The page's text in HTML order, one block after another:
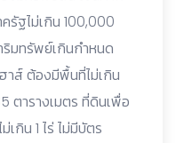
รัฐไม่เกิน 100,000
มทรัพย์เกินกำหนด
าส์ ต้องมีพื้นที่ไม่เกิน
ตารางเมตร ที่ดินเพื่อ
เกิน 1 ไร่ ไม่มีบัตร